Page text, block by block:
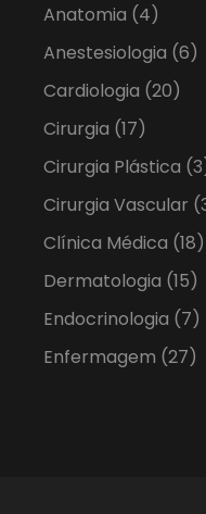
Anatomia (4)
Anestesiologia (6)
Cardiologia (20)
Cirurgia (17)
Cirurgia Plástica
Cirurgia Vascular
Clínica Médica (18)
Dermatologia (15)
Endocrinologia (7)
Enfermagem (27)